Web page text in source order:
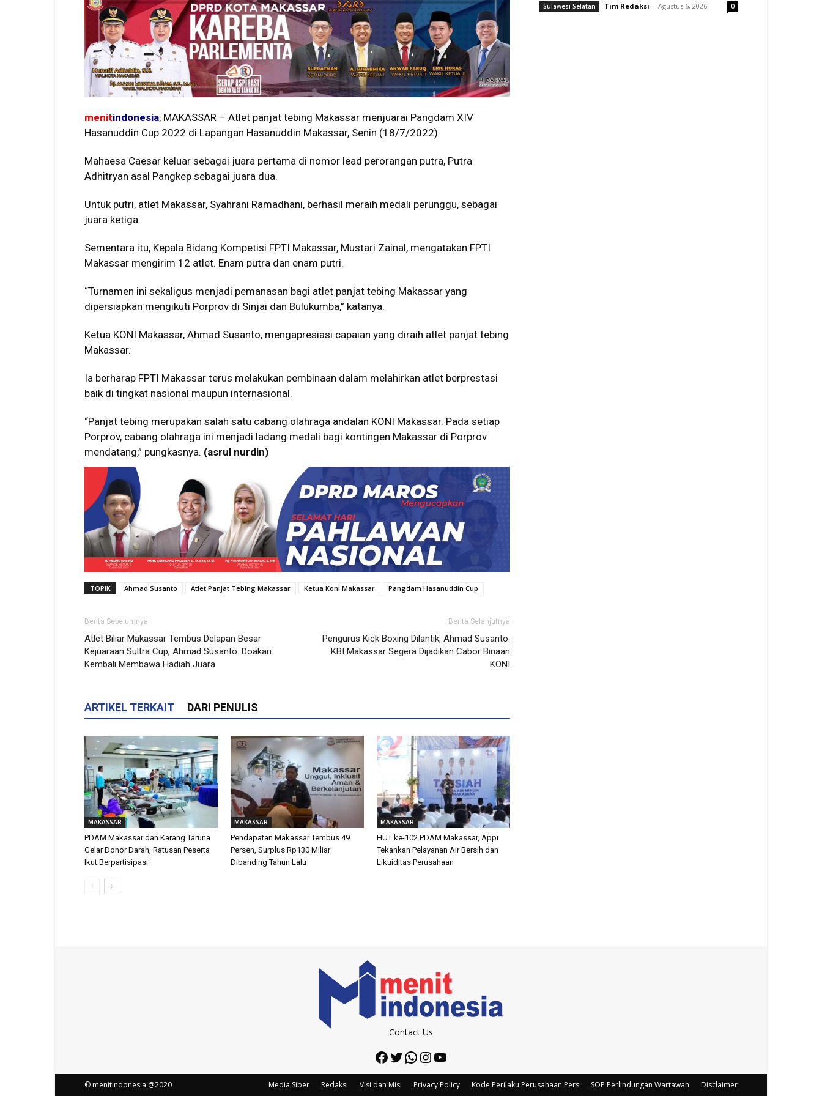
menitindonesia, MAKASSAR – Atlet panjat tebing Makassar menjuarai Pangdam XIV
Hasanuddin Cup 2022 di Lapangan Hasanuddin Makassar, Senin (18/7/2022).
Mahaesa Caesar keluar sebagai juara pertama di nomor lead perorangan putra, Putra
Adhitryan asal Pangkep sebagai juara dua.
Untuk putri, atlet Makassar, Syahrani Ramadhani, berhasil meraih medali perunggu, sebagai
juara ketiga.
Sementara itu, Kepala Bidang Kompetisi FPTI Makassar, Mustari Zainal, mengatakan FPTI
Makassar mengirim 12 atlet. Enam putra dan enam putri.
“Turnamen ini sekaligus menjadi pemanasan bagi atlet panjat tebing Makassar yang
dipersiapkan mengikuti Porprov di Sinjai dan Bulukumba,” katanya.
Ketua KONI Makassar, Ahmad Susanto, mengapresiasi capaian yang diraih atlet panjat tebing
Makassar.
Ia berharap FPTI Makassar terus melakukan pembinaan dalam melahirkan atlet berprestasi
baik di tingkat nasional maupun internasional.
“Panjat tebing merupakan salah satu cabang olahraga andalan KONI Makassar. Pada setiap
Porprov, cabang olahraga ini menjadi ladang medali bagi kontingen Makassar di Porprov
mendatang,” pungkasnya. (asrul nurdin)
TOPIK Ahmad Susanto Atlet Panjat Tebing Makassar Ketua Koni Makassar Pangdam Hasanuddin Cup
Berita Sebelumnya
Atlet Biliar Makassar Tembus Delapan Besar
Kejuaraan Sultra Cup, Ahmad Susanto: Doakan
Kembali Membawa Hadiah Juara
Berita Selanjutnya
Pengurus Kick Boxing Dilantik, Ahmad Susanto:
KBI Makassar Segera Dijadikan Cabor Binaan
KONI
ARTIKEL TERKAIT DARI PENULIS
MAKASSAR
PDAM Makassar dan Karang Taruna
Gelar Donor Darah, Ratusan Peserta
Ikut Berpartisipasi
MAKASSAR
Pendapatan Makassar Tembus 49
Persen, Surplus Rp130 Miliar
Dibanding Tahun Lalu
MAKASSAR
HUT ke-102 PDAM Makassar, Appi
Tekankan Pelayanan Air Bersih dan
Likuiditas Perusahaan
Sulawesi Selatan Tim Redaksi - Agustus 6, 2026 0
Contact Us
Facebook
Twitter
WhatsApp
Instagram
YouTube
Media Siber Redaksi Visi dan Misi Privacy Policy Kode Perilaku Perusahaan Pers SOP Perlindungan Wartawan Disclaimer
© menitindonesia @2020